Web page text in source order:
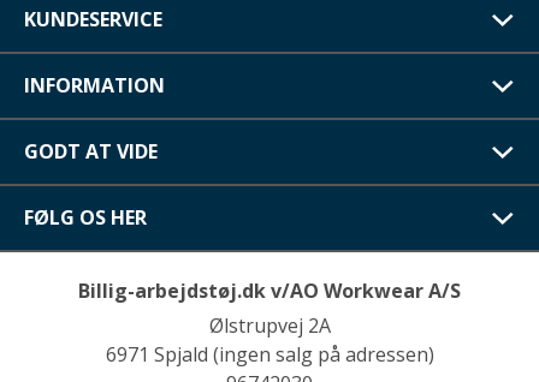
KUNDESERVICE
INFORMATION
GODT AT VIDE
FØLG OS HER
Billig-arbejdstøj.dk v/AO Workwear A/S
Ølstrupvej 2A
6971 Spjald (ingen salg på adressen)